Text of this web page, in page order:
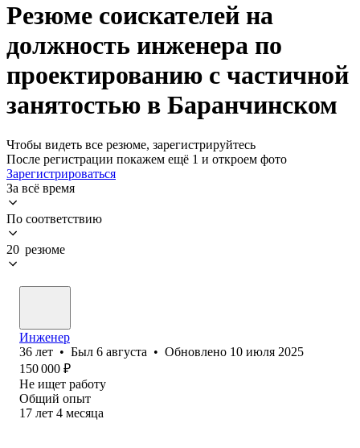
Резюме соискателей на
должность инженера по
проектированию с частичной
занятостью в Баранчинском
Чтобы видеть все резюме, зарегистрируйтесь
После регистрации покажем ещё 1 и откроем фото
Зарегистрироваться
За всё время
По соответствию
20 резюме
Инженер
36 лет • Был 6 августа • Обновлено 10 июля 2025
150 000 ₽
Не ищет работу
Общий опыт
17 лет 4 месяца